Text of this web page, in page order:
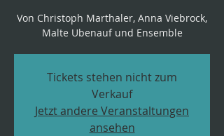
Von Christoph Marthaler, Anna Viebrock,
Malte Ubenauf und Ensemble
Tickets stehen nicht zum
Verkauf
Jetzt andere Veranstaltungen
ansehen